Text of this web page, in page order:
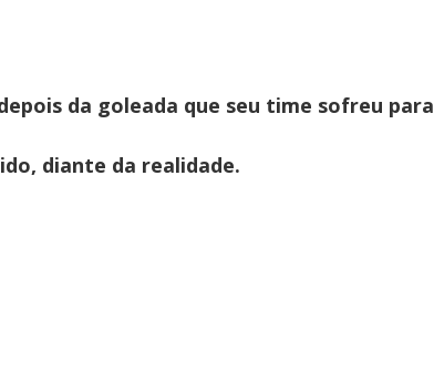
da goleada que seu time sofreu para
diante da realidade.